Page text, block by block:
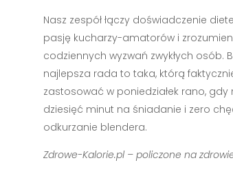
Nasz zespół łączy doświadczenie
pasję kucharzy-amatorów i
codziennych wyzwań zwykłych osób.
najlepsza rada to taka, którą
zastosować w poniedziałek rano, gdy
dziesięć minut na śniadanie i zero
odkurzanie blendera.
Zdrowe-Kalorie.pl – policzone na